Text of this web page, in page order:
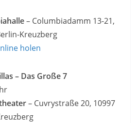
– Columbiadamm 13-21,
Kreuzberg
holen
– Das Große 7
– Cuvrystraße 20, 10997